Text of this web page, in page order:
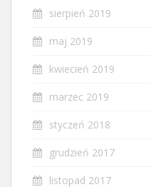
sierpień 2019
maj 2019
kwiecień 2019
marzec 2019
styczeń 2018
grudzień 2017
listopad 2017